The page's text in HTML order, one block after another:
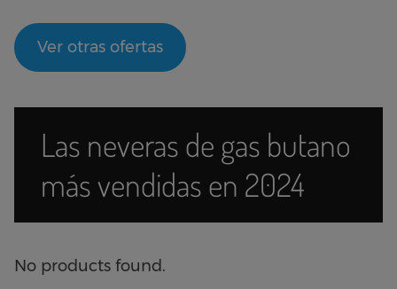
Ver otras ofertas
Las neveras de gas butano
más vendidas en 2024
No products found.